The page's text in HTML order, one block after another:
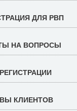
ДЛЯ РВП
НА ВОПРОСЫ
КЛИЕНТОВ